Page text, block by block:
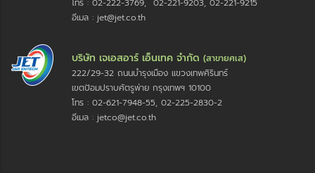
โทร : 02-222-3769, 02-221-9203, 02-221-9215
อีเมล : jet@jet.co.th
บริษัท เจเอสอาร์ เอ็นเทค จำกัด (สาขายศเส)
222/29-32 ถนนบำรุงเมือง แขวงเทพศิรินทร์
เขตป้อมปราบศัตรูพ่าย กรุงเทพฯ 10100
โทร : 02-621-7948-55, 02-225-2830-2
อีเมล : jetco@jet.co.th